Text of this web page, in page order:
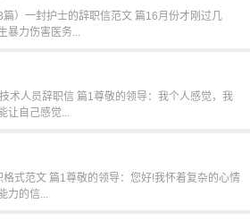
）一封护士的辞职信范文 篇16月份才刚过几
暴力伤害医务...
术人员辞职信 篇1尊敬的领导：我个人感觉，我
让自己感觉...
式范文 篇1尊敬的领导：您好!我怀着复杂的心情
的信...